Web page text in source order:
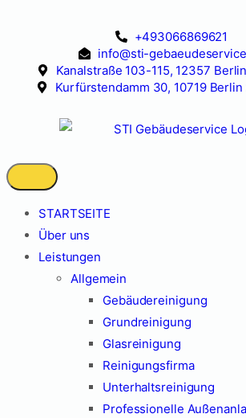
+493066869621
info@sti-
Kanalstraße 103-115, 12357
Kurfürstendamm 30, 10719
STARTSEITE
Über uns
Leistungen
Allgemein
Gebäudereinigung
Grundreinigung
Glasreinigung
Reinigungsfirma
Unterhaltsreinigung
Professionelle